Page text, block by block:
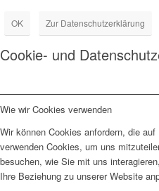
OK Zur Datenschutzerklärung
Cookie- und
Wie wir Cookies verwenden
Wir können Cookies anfordern, die
verwenden Cookies, um uns
besuchen, wie Sie mit uns
Ihre Beziehung zu unserer Website